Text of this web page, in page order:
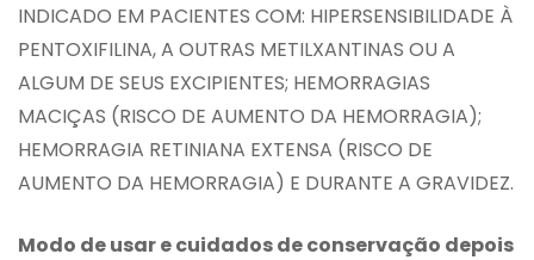
INDICADO EM PACIENTES COM: HIPERSENSIBILIDADE À
PENTOXIFILINA, A OUTRAS METILXANTINAS OU A
ALGUM DE SEUS EXCIPIENTES; HEMORRAGIAS
MACIÇAS (RISCO DE AUMENTO DA HEMORRAGIA);
HEMORRAGIA RETINIANA EXTENSA (RISCO DE
AUMENTO DA HEMORRAGIA) E DURANTE A GRAVIDEZ.
Modo de usar e cuidados de conservação depois